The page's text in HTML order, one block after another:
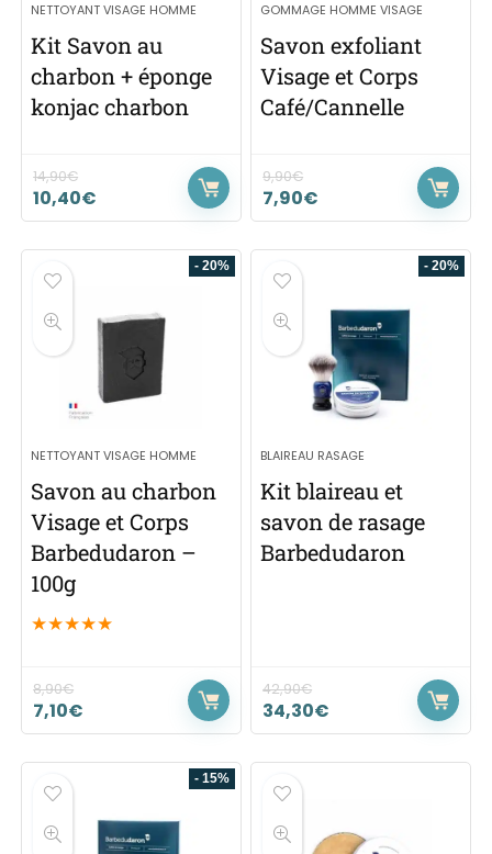
NETTOYANT VISAGE HOMME
Kit Savon au
charbon + éponge
konjac charbon
14,90€
10,40€
GOMMAGE HOMME VISAGE
Savon exfoliant
Visage et Corps
Café/Cannelle
9,90€
7,90€
- 20%
NETTOYANT VISAGE HOMME
Savon au charbon
Visage et Corps
Barbedudaron –
100g
★★★★★
8,90€
7,10€
- 20%
BLAIREAU RASAGE
Kit blaireau et
savon de rasage
Barbedudaron
42,90€
34,30€
- 15%